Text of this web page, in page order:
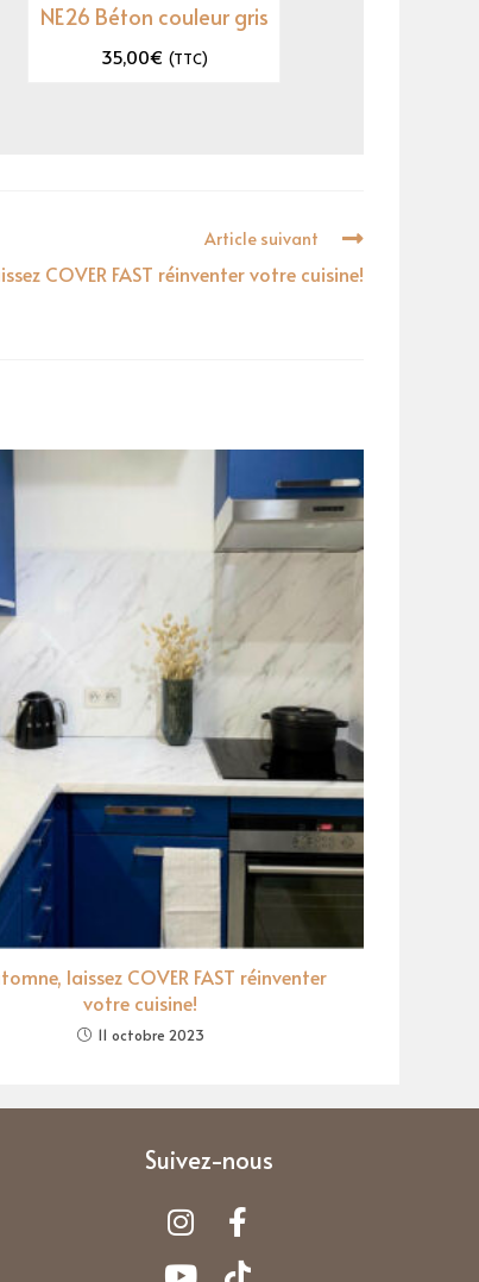
NE26 Béton couleur gris
35,00€ (TTC)
Article suivant
COVER FAST réinventer votre cuisine!
laissez COVER FAST réinventer
votre cuisine!
11 octobre 2023
Suivez-nous